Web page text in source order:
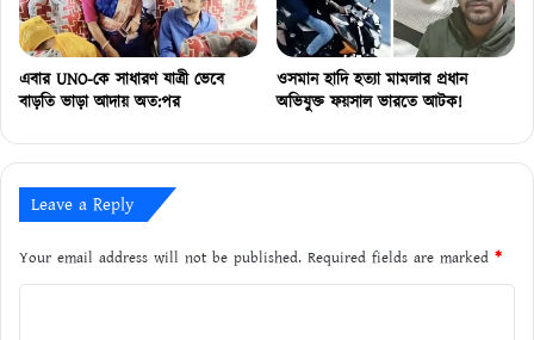
এবার UNO-কে সাধারণ যাত্রী ভেবে
বাড়তি ভাড়া আদায় অত:পর
ওসমান হাদি হত্যা মামলার প্রধান
অভিযুক্ত ফয়সাল ভারতে আটক!
Leave a Reply
Your email address will not be published. Required fields are marked *